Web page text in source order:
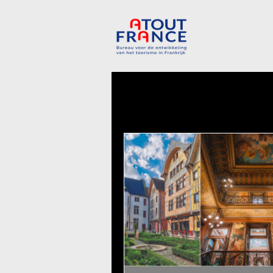
Bourgogne-Franche-Comté
Loirevallei Normandie
Wintersport Explore France